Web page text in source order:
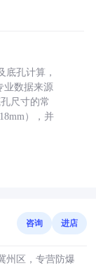
底孔计算，
业数据来源
尺寸的常
），并
咨询 进店
州区，专营防爆